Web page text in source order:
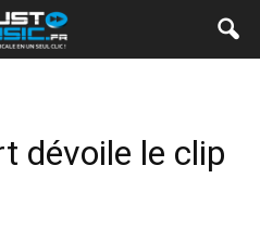
dévoile le clip